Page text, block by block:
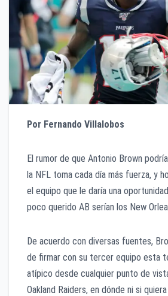
Por Fernando Villalobos
El rumor de que Antonio Brown
la NFL toma cada día más fuerza, y
el equipo que le daría una
poco querido AB serían los New
De acuerdo con diversas fuentes,
de firmar con su tercer equipo esta
atípico desde cualquier punto de
Oakland Raiders, en dónde ni si